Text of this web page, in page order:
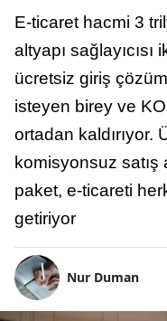
E-ticaret hacmi 3
altyapı sağlayıcısı
ücretsiz giriş
isteyen birey ve
ortadan kaldırıyor.
komisyonsuz satış
paket, e-ticareti
getiriyor
Nur Duman